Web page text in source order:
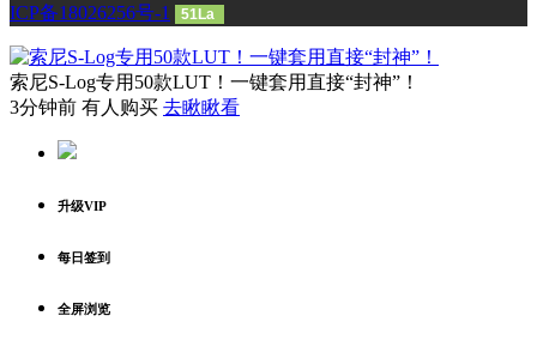
ICP备18026256号-1
51La
索尼S-Log专用50款LUT！一键套用直接“封神”！
3分钟前 有人购买 去瞅瞅看
升级VIP
每日签到
全屏浏览